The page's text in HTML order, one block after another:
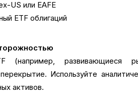
US или EAFE
ETF облигаций
(например, развивающиеся
Используйте
активов.